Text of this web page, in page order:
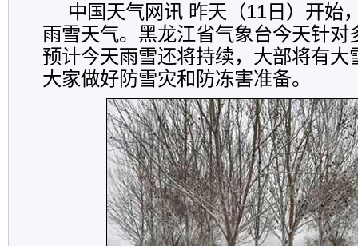
中国天气网讯 昨天（11日）开始
雨雪天气。黑龙江省气象台今天针对
预计今天雨雪还将持续，大部将有大
大家做好防雪灾和防冻害准备。